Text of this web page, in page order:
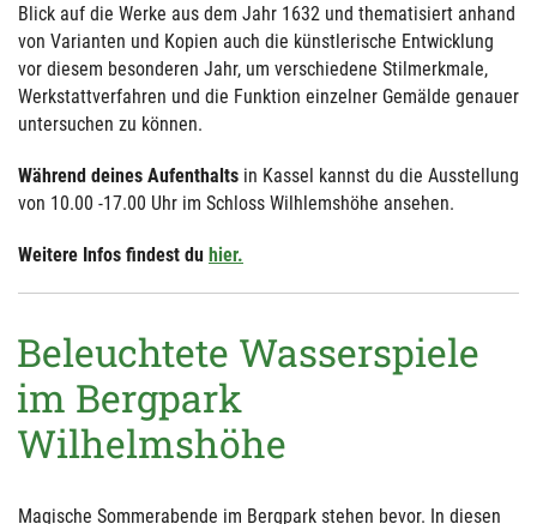
Blick auf die Werke aus dem Jahr 1632 und thematisiert anhand
von Varianten und Kopien auch die künstlerische Entwicklung
vor diesem besonderen Jahr, um verschiedene Stilmerkmale,
Werkstattverfahren und die Funktion einzelner Gemälde genauer
untersuchen zu können.
Während deines Aufenthalts in Kassel kannst du die Ausstellung
von 10.00 -17.00 Uhr im Schloss Wilhlemshöhe ansehen.
Weitere Infos findest du hier.
Beleuchtete Wasserspiele
im Bergpark
Wilhelmshöhe
Magische Sommerabende im Bergpark stehen bevor. In diesen